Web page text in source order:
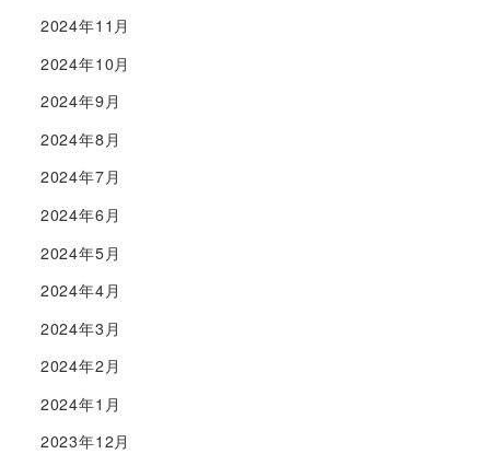
2024年11月
2024年10月
2024年9月
2024年8月
2024年7月
2024年6月
2024年5月
2024年4月
2024年3月
2024年2月
2024年1月
2023年12月